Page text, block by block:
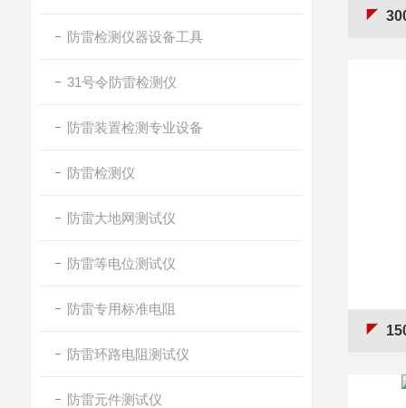
防雷检测仪器设备工具
31号令防雷检测仪
防雷装置检测专业设备
防雷检测仪
防雷大地网测试仪
防雷等电位测试仪
防雷专用标准电阻
防雷环路电阻测试仪
防雷元件测试仪